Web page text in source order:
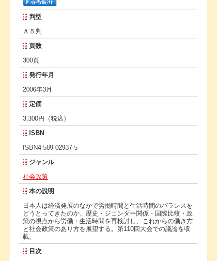
判型
Ａ５判
頁数
300頁
発行年月
2006年3月
定価
3,300円（税込）
ISBN
ISBN4-589-02937-5
ジャンル
社会政策
本の説明
日本人は経済発展のなかで労働時間と生活時間のバランスを
どうとってきたのか。歴史・ジェンダー関係・国際比較・政
策の視点から労働・生活時間を再検討し、これからの働き方
と社会政策のあり方を展望する。第110回大会での議論を収
載。
目次